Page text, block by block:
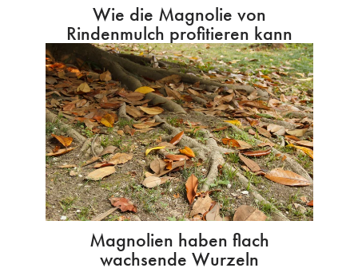
Wie die Magnolie von
Rindenmulch profitieren kann
Magnolien haben flach
wachsende Wurzeln